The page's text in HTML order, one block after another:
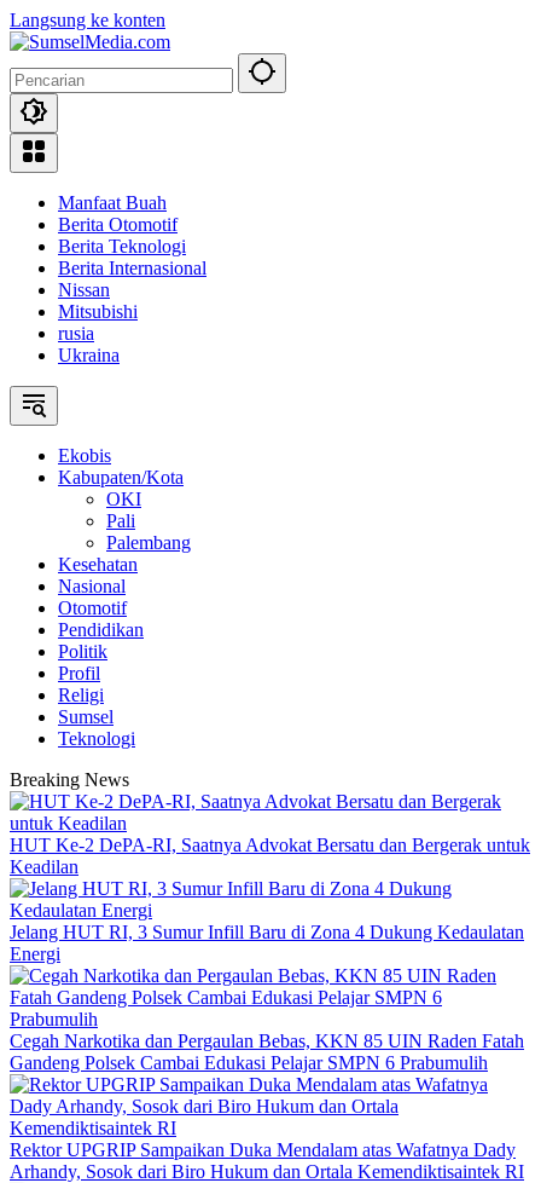
Langsung ke konten
Manfaat Buah
Berita Otomotif
Berita Teknologi
Berita Internasional
Nissan
Mitsubishi
rusia
Ukraina
Ekobis
Kabupaten/Kota
OKI
Pali
Palembang
Kesehatan
Nasional
Otomotif
Pendidikan
Politik
Profil
Religi
Sumsel
Teknologi
Breaking News
HUT Ke-2 DePA-RI, Saatnya Advokat Bersatu dan Bergerak untuk
Keadilan
Jelang HUT RI, 3 Sumur Infill Baru di Zona 4 Dukung Kedaulatan
Energi
Cegah Narkotika dan Pergaulan Bebas, KKN 85 UIN Raden Fatah
Gandeng Polsek Cambai Edukasi Pelajar SMPN 6 Prabumulih
Rektor UPGRIP Sampaikan Duka Mendalam atas Wafatnya Dady
Arhandy, Sosok dari Biro Hukum dan Ortala Kemendiktisaintek RI